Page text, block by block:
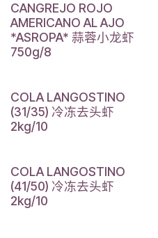
CANGREJO ROJO
AMERICANO AL AJO
*ASROPA* 蒜蓉小龙虾
750g/8
COLA LANGOSTINO
(31/35) 冷冻去头虾
2kg/10
COLA LANGOSTINO
(41/50) 冷冻去头虾
2kg/10